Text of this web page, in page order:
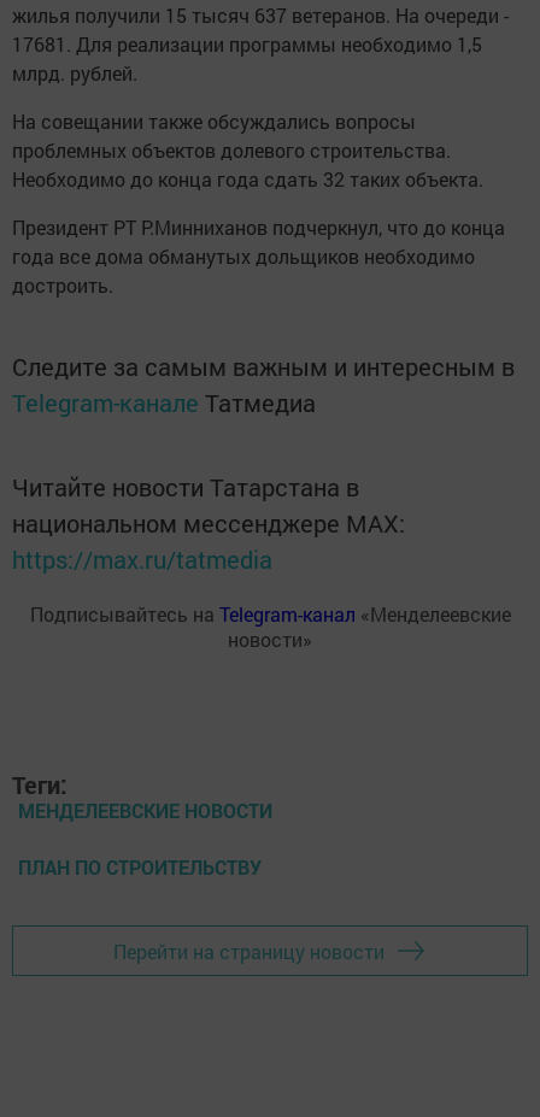
жилья получили 15 тысяч 637 ветеранов. На очереди -
17681. Для реализации программы необходимо 1,5
млрд. рублей.
На совещании также обсуждались вопросы
проблемных объектов долевого строительства.
Необходимо до конца года сдать 32 таких объекта.
Президент РТ Р.Минниханов подчеркнул, что до конца
года все дома обманутых дольщиков необходимо
достроить.
Следите за самым важным и интересным в
Telegram-канале Татмедиа
Читайте новости Татарстана в
национальном мессенджере MАХ:
https://max.ru/tatmedia
Подписывайтесь на Telegram-канал «Менделеевские
новости»
Теги:
МЕНДЕЛЕЕВСКИЕ НОВОСТИ
ПЛАН ПО СТРОИТЕЛЬСТВУ
Перейти на страницу новости